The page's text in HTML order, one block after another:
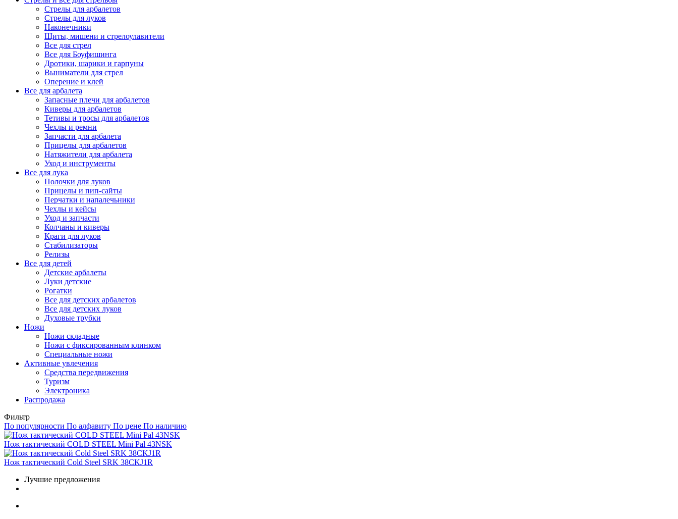
Стрелы для арбалетов
Стрелы для луков
Наконечники
Щиты, мишени и стрелоулавители
Все для стрел
Все для Боуфишинга
Дротики, шарики и гарпуны
Выниматели для стрел
Оперение и клей
Все для арбалета
Запасные плечи для арбалетов
Киверы для арбалетов
Тетивы и тросы для арбалетов
Чехлы и ремни
Запчасти для арбалета
Прицелы для арбалетов
Натяжители для арбалета
Уход и инструменты
Все для лука
Полочки для луков
Прицелы и пип-сайты
Перчатки и напалечьники
Чехлы и кейсы
Уход и запчасти
Колчаны и киверы
Краги для луков
Стабилизаторы
Релизы
Все для детей
Детские арбалеты
Луки детские
Рогатки
Все для детских арбалетов
Все для детских луков
Духовые трубки
Ножи
Ножи складные
Ножи с фиксированным клинком
Специальные ножи
Активные увлечения
Средства передвижения
Туризм
Электроника
Распродажа
Фильтр
По популярности По алфавиту По цене По наличию
Нож тактический COLD STEEL Mini Pal 43NSK
Нож тактический Cold Steel SRK 38CKJ1R
Лучшие предложения